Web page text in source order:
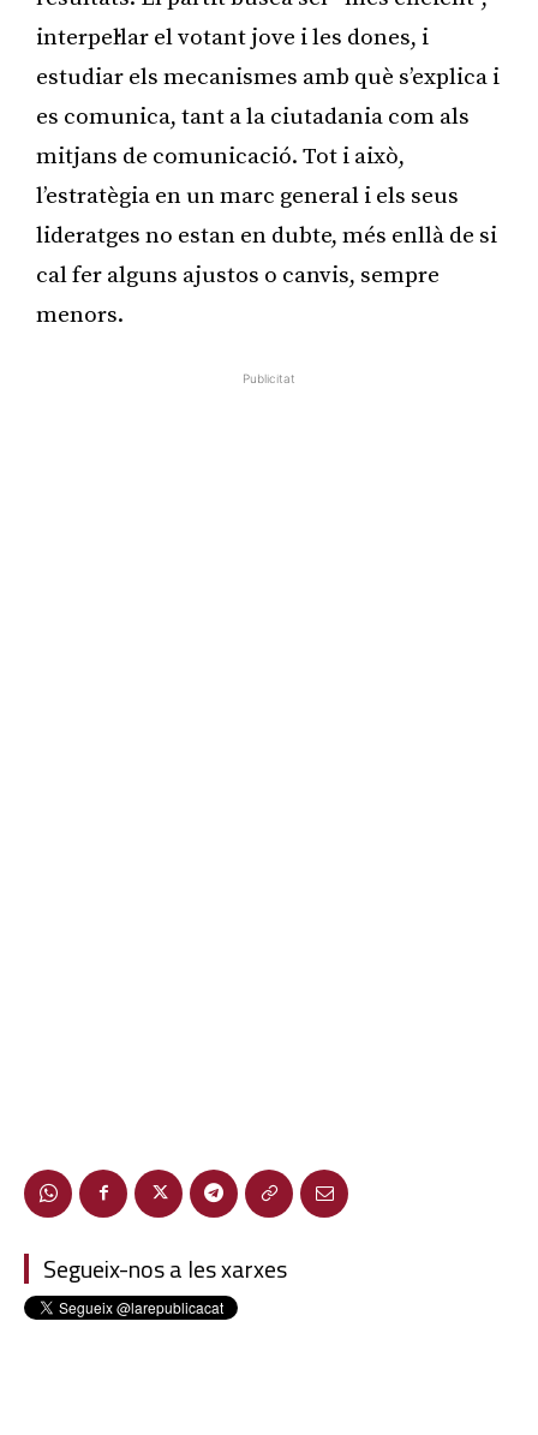
interpel·lar el votant jove i les dones, i
estudiar els mecanismes amb què s’explica i
es comunica, tant a la ciutadania com als
mitjans de comunicació. Tot i això,
l’estratègia en un marc general i els seus
lideratges no estan en dubte, més enllà de si
cal fer alguns ajustos o canvis, sempre
menors.
Publicitat
Segueix-nos a les xarxes